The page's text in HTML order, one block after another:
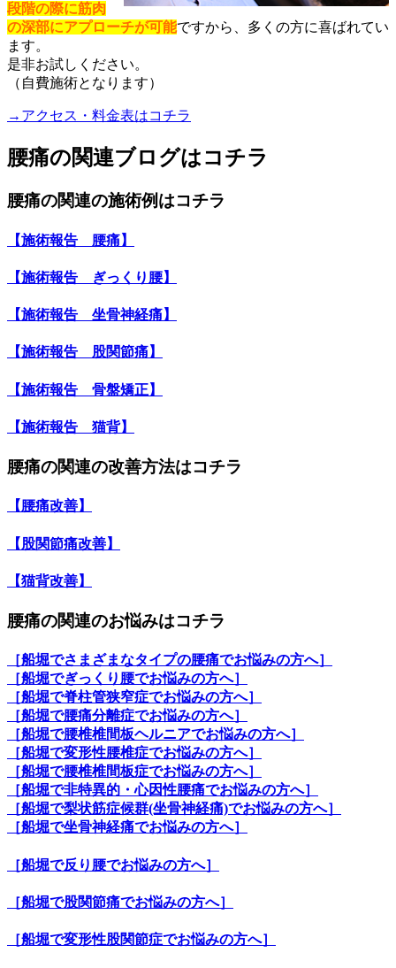
段階の際に筋肉
の深部にアプローチが可能ですから、多くの方に喜ばれてい
ます。
是非お試しください。
（自費施術となります）
→アクセス・料金表はコチラ
腰痛の関連ブログはコチラ
腰痛の関連の施術例はコチラ
【施術報告 腰痛】
【施術報告 ぎっくり腰】
【施術報告 坐骨神経痛】
【施術報告 股関節痛】
【施術報告 骨盤矯正】
【施術報告 猫背】
腰痛の関連の改善方法はコチラ
【腰痛改善】
【股関節痛改善】
【猫背改善】
腰痛の関連のお悩みはコチラ
［船堀でさまざまなタイプの腰痛でお悩みの方へ］
［船堀でぎっくり腰でお悩みの方へ］
［船堀で脊柱管狭窄症でお悩みの方へ］
［船堀で腰痛分離症でお悩みの方へ］
［船堀で腰椎椎間板ヘルニアでお悩みの方へ］
［船堀で変形性腰椎症でお悩みの方へ］
［船堀で腰椎椎間板症でお悩みの方へ］
［船堀で非特異的・心因性腰痛でお悩みの方へ］
［船堀で梨状筋症候群(坐骨神経痛)でお悩みの方へ］
［船堀で坐骨神経痛でお悩みの方へ］
［船堀で反り腰でお悩みの方へ］
［船堀で股関節痛でお悩みの方へ］
［船堀で変形性股関節症でお悩みの方へ］